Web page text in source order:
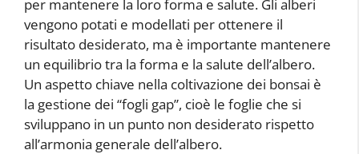
per mantenere la loro forma e salute. Gli alberi
vengono potati e modellati per ottenere il
risultato desiderato, ma è importante mantenere
un equilibrio tra la forma e la salute dell’albero.
Un aspetto chiave nella coltivazione dei bonsai è
la gestione dei “fogli gap”, cioè le foglie che si
sviluppano in un punto non desiderato rispetto
all’armonia generale dell’albero.